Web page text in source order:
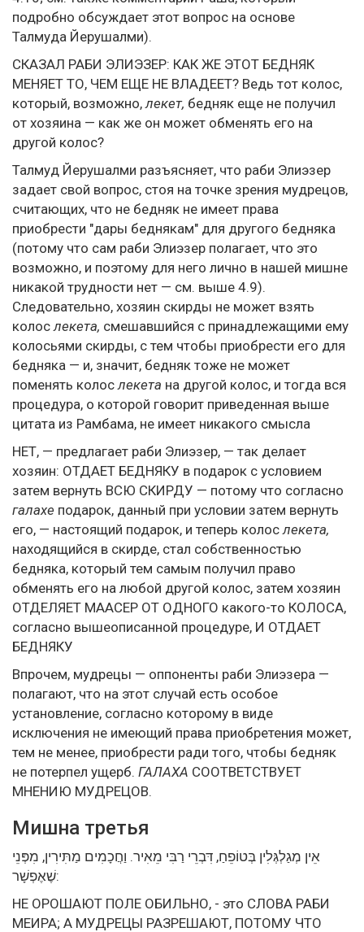
подробно обсуждает этот вопрос на основе
Талмуда Йерушалми).
СКАЗАЛ РАБИ ЭЛИЭЗЕР: КАК ЖЕ ЭТОТ БЕДНЯК
МЕНЯЕТ ТО, ЧЕМ ЕЩЕ НЕ ВЛАДЕЕТ? Ведь тот колос,
который, возможно,лекет, бедняк еще не получил
от хозяина — как же он может обменять его на
другой колос?
Талмуд Йерушалми разъясняет, что раби Элиэзер
задает свой вопрос, стоя на точке зрения мудрецов,
считающих, что не бедняк не имеет права
приобрести "дары беднякам" для другого бедняка
(потому что сам раби Элиэзер полагает, что это
возможно, и поэтому для него лично в нашей мишне
никакой трудности нет — см. выше 4.9).
Следовательно, хозяин скирды не может взять
колослекета, смешавшийся с принадлежащими ему
колосьями скирды, с тем чтобы приобрести его для
бедняка — и, значит, бедняк тоже не может
поменять колослекета на другой колос, и тогда вся
процедура, о которой говорит приведенная выше
цитата из Рамбама, не имеет никакого смысла
НЕТ, — предлагает раби Элиэзер, — так делает
хозяин: ОТДАЕТ БЕДНЯКУ в подарок с условием
затем вернуть ВСЮ СКИРДУ — потому что согласно
галахе подарок, данный при условии затем вернуть
его, — настоящий подарок, и теперь колослекета,
находящийся в скирде, стал собственностью
бедняка, который тем самым получил право
обменять его на любой другой колос, затем хозяин
ОТДЕЛЯЕТ МААСЕР ОТ ОДНОГО какого-то КОЛОСА,
согласно вышеописанной процедуре, И ОТДАЕТ
БЕДНЯКУ
Впрочем, мудрецы — оппоненты раби Элиэзера —
полагают, что на этот случай есть особое
установление, согласно которому в виде
исключения не имеющий права приобретения может,
тем не менее, приобрести ради того, чтобы бедняк
не потерпел ущерб. ГАЛАХА СООТВЕТСТВУЕТ
МНЕНИЮ МУДРЕЦОВ.
Мишна третья
אֵין מְגַלְגְּלִין בְּטוֹפֵחַ, דִּבְרֵי רַבִּי מֵאִיר. וַחֲכָמִים מַתִּירִין, מִפְּנֵי
שֶׁאֶפְשָׁר:
НЕ ОРОШАЮТ ПОЛЕ ОБИЛЬНО, - это СЛОВА РАБИ
МЕИРА; А МУДРЕЦЫ РАЗРЕШАЮТ, ПОТОМУ ЧТО